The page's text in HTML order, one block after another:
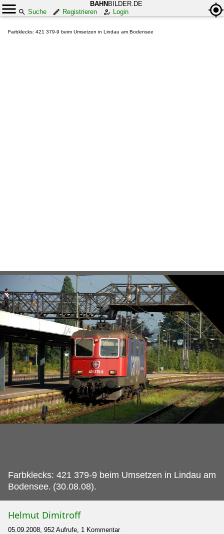
BAHN BILDER.DE
Suche
Registrieren Login
Farbklecks: 421 379-9 beim Umsetzen in Lindau am Bodensee
Farbklecks: 421 379-9 beim Umsetzen in Lindau am
Bodensee. (30.08.08).
Helmut Dimitroff
05.09.2008, 952 Aufrufe, 1 Kommentar